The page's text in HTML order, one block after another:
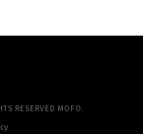
RESERVED MOFO.